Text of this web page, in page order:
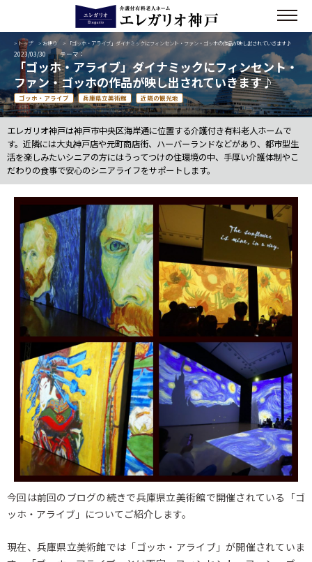
>トップ >お便り > 「ゴッホ・アライブ」ダイナミックにフィンセント・ファン・ゴッホの作品が映し出されていきます♪
2023/03/30 テーマ：
「ゴッホ・アライブ」ダイナミックにフィンセント・
ファン・ゴッホの作品が映し出されていきます♪
ゴッホ・アライブ 兵庫県立美術館 近隣の観光地
エレガリオ神戸は神戸市中央区海岸通に位置する介護付き有料老人ホームで
す。近隣には大丸神戸店や元町商店街、ハーバーランドなどがあり、都市型生
活を楽しみたいシニアの方にはうってつけの住環境の中、手厚い介護体制やこ
だわりの食事で安心のシニアライフをサポートします。
今回は前回のブログの続きで兵庫県立美術館で開催されている「ゴ
ッホ・アライブ」についてご紹介します。
現在、兵庫県立美術館では「ゴッホ・アライブ」が開催されていま